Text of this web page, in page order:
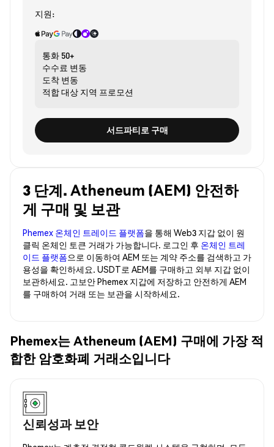
지원:
통화 50+
수수료 변동
도착 변동
적합 대상 지역 프로모션
서드파티로 구매
3 단계. Atheneum (AEM) 안전하
게 구매 및 보관
Phemex 온체인 트레이드 플랫폼을 통해 Web3 지갑 없이 원
클릭 온체인 토큰 거래가 가능합니다. 로그인 후 온체인 트레
이드 플랫폼으로 이동하여 AEM 또는 계약 주소를 검색하고 가
용성을 확인하세요. USDT로 AEM를 구매하고 외부 지갑 없이
보관하세요. 고보안 Phemex 지갑에 저장하고 안전하게 AEM
를 구매하여 거래 또는 보관을 시작하세요.
Phemex는 Atheneum (AEM) 구매에 가장 적
합한 암호화폐 거래소입니다
신뢰성과 보안